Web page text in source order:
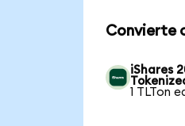
Convierte
iShares
1 TLTon